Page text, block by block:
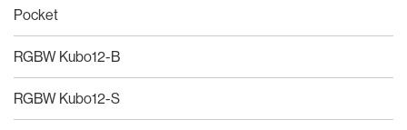
Pocket
RGBW Kubo12-B
RGBW Kubo12-S